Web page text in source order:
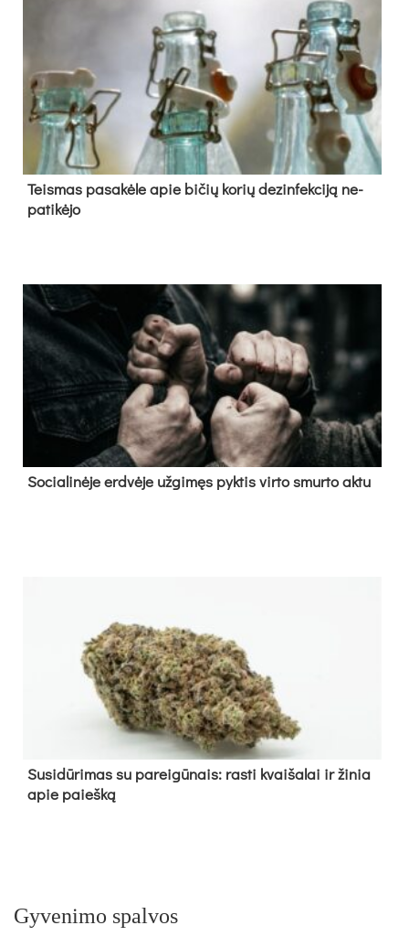
Teis­mas pa­sa­kė­le apie bi­čių ko­rių de­zin­fek­ci­ją ne­
pa­ti­kė­jo
So­cia­li­nė­je erd­vė­je už­gi­męs pyk­tis vir­to smur­to ak­tu
Su­si­dū­ri­mas su pa­rei­gū­nais: ras­ti kvai­ša­lai ir ži­nia
apie paieš­ką
Gyvenimo spalvos